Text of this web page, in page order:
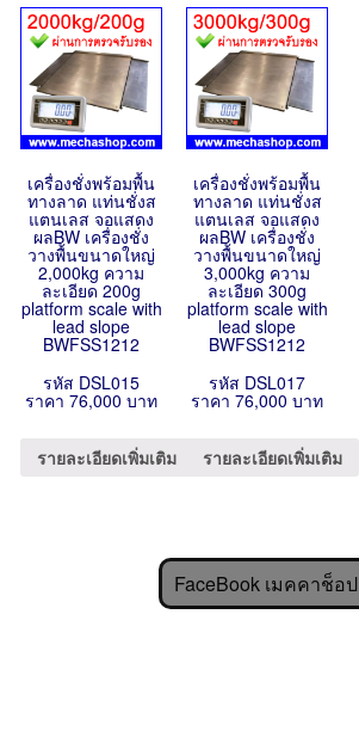
เครื่องชั่งพร้อมพื้น
ทางลาด แท่นชั่งส
แตนเลส จอแสดง
ผลBW เครื่องชั่ง
วางพื้นขนาดใหญ่
2,000kg ความ
ละเอียด 200g
platform scale with
lead slope
BWFSS1212
รหัส DSL015
ราคา 76,000 บาท
รายละเอียดเพิ่มเติม
เครื่องชั่งพร้อมพื้น
ทางลาด แท่นชั่งส
แตนเลส จอแสดง
ผลBW เครื่องชั่ง
วางพื้นขนาดใหญ่
3,000kg ความ
ละเอียด 300g
platform scale with
lead slope
BWFSS1212
รหัส DSL017
ราคา 76,000 บาท
รายละเอียดเพิ่มเติม
FaceBook เมคคาช็อป